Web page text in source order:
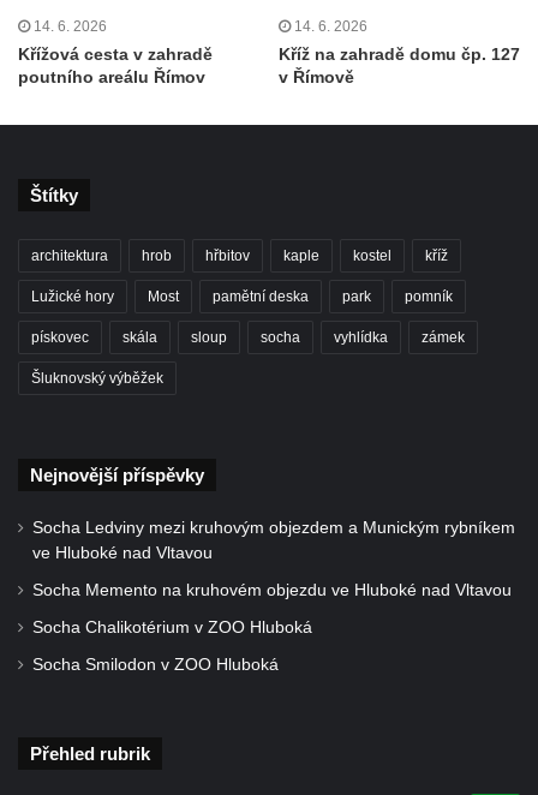
14. 6. 2026
Křížová cesta v zahradě
poutního areálu Římov
14. 6. 2026
Kříž na zahradě domu čp. 127
v Římově
Štítky
architektura hrob hřbitov kaple kostel kříž
Lužické hory Most pamětní deska park pomník
pískovec skála sloup socha vyhlídka zámek
Šluknovský výběžek
Nejnovější příspěvky
Socha Ledviny mezi kruhovým objezdem a Munickým rybníkem
ve Hluboké nad Vltavou
Socha Memento na kruhovém objezdu ve Hluboké nad Vltavou
Socha Chalikotérium v ZOO Hluboká
Socha Smilodon v ZOO Hluboká
Přehled rubrik